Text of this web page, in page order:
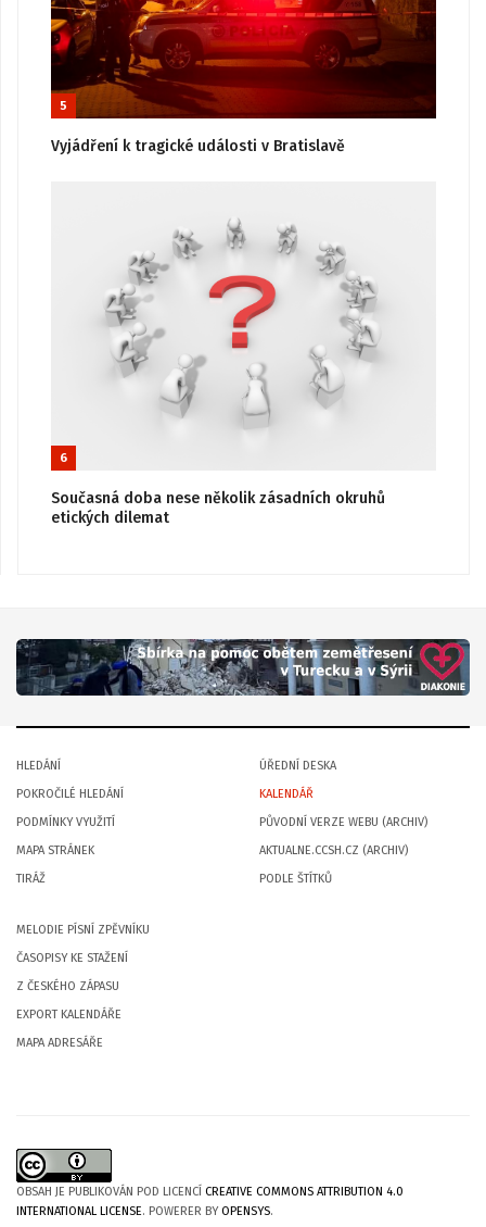
5
Vyjádření k tragické události v Bratislavě
6
Současná doba nese několik zásadních okruhů
etických dilemat
HLEDÁNÍ
POKROČILÉ HLEDÁNÍ
PODMÍNKY VYUŽITÍ
MAPA STRÁNEK
TIRÁŽ
ÚŘEDNÍ DESKA
KALENDÁŘ
PŮVODNÍ VERZE WEBU (ARCHIV)
AKTUALNE.CCSH.CZ (ARCHIV)
PODLE ŠTÍTKŮ
MELODIE PÍSNÍ ZPĚVNÍKU
ČASOPISY KE STAŽENÍ
Z ČESKÉHO ZÁPASU
EXPORT KALENDÁŘE
MAPA ADRESÁŘE
OBSAH JE PUBLIKOVÁN POD LICENCÍ CREATIVE COMMONS ATTRIBUTION 4.0
INTERNATIONAL LICENSE. POWERER BYOPENSYS.